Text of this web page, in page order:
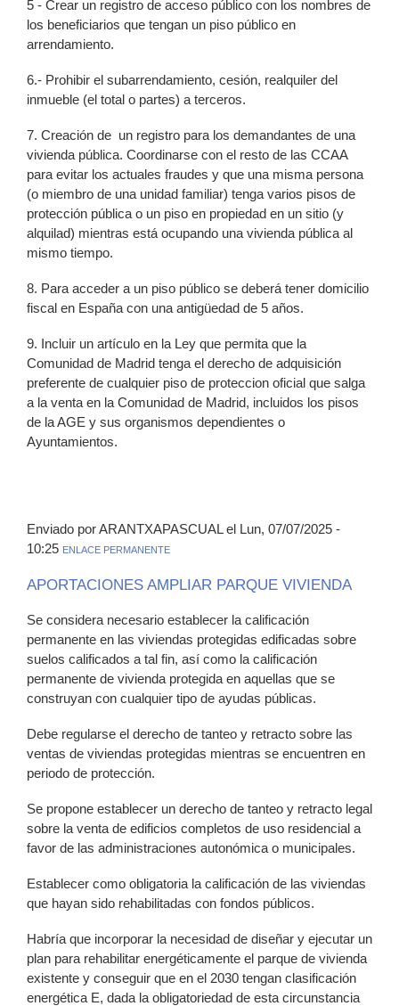
5 - Crear un registro de acceso público con los nombres de
los beneficiarios que tengan un piso público en
arrendamiento.
6.- Prohibir el subarrendamiento, cesión, realquiler del
inmueble (el total o partes) a terceros.
7. Creación de un registro para los demandantes de una
vivienda pública. Coordinarse con el resto de las CCAA
para evitar los actuales fraudes y que una misma persona
(o miembro de una unidad familiar) tenga varios pisos de
protección pública o un piso en propiedad en un sitio (y
alquilad) mientras está ocupando una vivienda pública al
mismo tiempo.
8. Para acceder a un piso público se deberá tener domicilio
fiscal en España con una antigüedad de 5 años.
9. Incluir un artículo en la Ley que permita que la
Comunidad de Madrid tenga el derecho de adquisición
preferente de cualquier piso de proteccion oficial que salga
a la venta en la Comunidad de Madrid, incluidos los pisos
de la AGE y sus organismos dependientes o
Ayuntamientos.
Enviado por ARANTXAPASCUAL el Lun, 07/07/2025 -
10:25 ENLACE PERMANENTE
APORTACIONES AMPLIAR PARQUE VIVIENDA
Se considera necesario establecer la calificación
permanente en las viviendas protegidas edificadas sobre
suelos calificados a tal fin, así como la calificación
permanente de vivienda protegida en aquellas que se
construyan con cualquier tipo de ayudas públicas.
Debe regularse el derecho de tanteo y retracto sobre las
ventas de viviendas protegidas mientras se encuentren en
periodo de protección.
Se propone establecer un derecho de tanteo y retracto legal
sobre la venta de edificios completos de uso residencial a
favor de las administraciones autonómica o municipales.
Establecer como obligatoria la calificación de las viviendas
que hayan sido rehabilitadas con fondos públicos.
Habría que incorporar la necesidad de diseñar y ejecutar un
plan para rehabilitar energéticamente el parque de vivienda
existente y conseguir que en el 2030 tengan clasificación
energética E, dada la obligatoriedad de esta circunstancia